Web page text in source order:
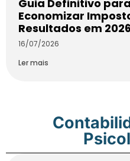
Guia Definitivo
Economizar
Resultados em 2026
16/07/2026
Ler mais